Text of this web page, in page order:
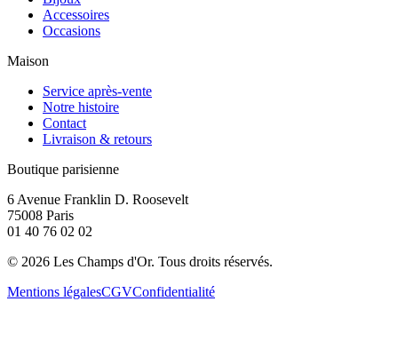
Accessoires
Occasions
Maison
Service après-vente
Notre histoire
Contact
Livraison & retours
Boutique parisienne
6 Avenue Franklin D. Roosevelt
75008 Paris
01 40 76 02 02
© 2026 Les Champs d'Or. Tous droits réservés.
Mentions légalesCGVConfidentialité